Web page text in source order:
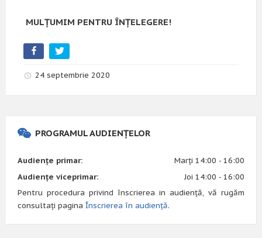
MULȚUMIM PENTRU ÎNȚELEGERE!
24 septembrie 2020
PROGRAMUL AUDIENȚELOR
Audiențe primar:
Marți 14:00 - 16:00
Audiențe viceprimar:
Joi 14:00 - 16:00
Pentru procedura privind înscrierea in audiență, vă rugăm
consultați pagina Înscrierea în audiență.